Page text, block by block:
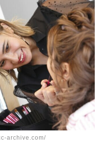
archive.com/